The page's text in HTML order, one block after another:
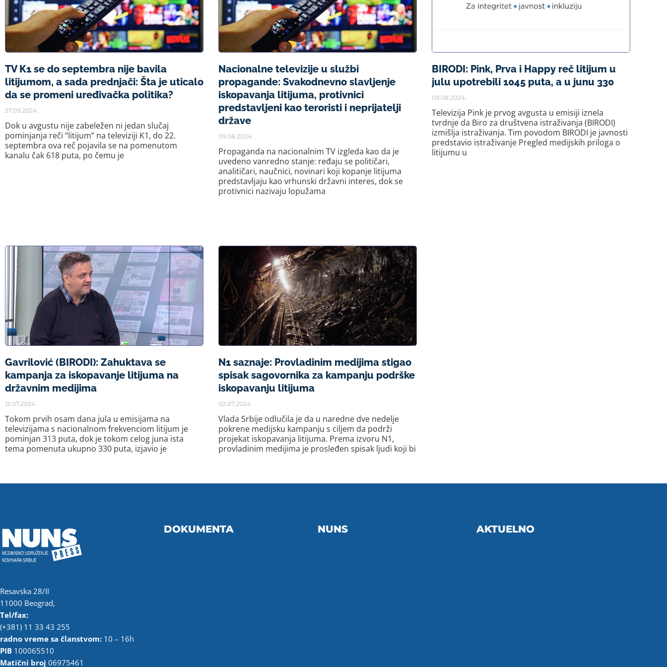
TV K1 se do septembra nije bavila
litijumom, a sada prednjači: Šta je uticalo
da se promeni uređivačka politika?
27.09.2024.
Dok u avgustu nije zabeležen ni jedan slučaj
pominjanja reči “litijum” na televiziji K1, do 22.
septembra ova reč pojavila se na pomenutom
kanalu čak 618 puta, po čemu je
Nacionalne televizije u službi
propagande: Svakodnevno slavljenje
iskopavanja litijuma, protivnici
predstavljeni kao teroristi i neprijatelji
države
09.08.2024.
Propaganda na nacionalnim TV izgleda kao da je
uvedeno vanredno stanje: ređaju se političari,
analitičari, naučnici, novinari koji kopanje litijuma
predstavljaju kao vrhunski državni interes, dok se
protivnici nazivaju lopužama
BIRODI: Pink, Prva i Happy reč litijum u
julu upotrebili 1045 puta, a u junu 330
09.08.2024.
Televizija Pink je prvog avgusta u emisiji iznela
tvrdnje da Biro za društvena istraživanja (BIRODI)
izmišlja istraživanja. Tim povodom BIRODI je javnosti
predstavio istraživanje Pregled medijskih priloga o
litijumu u
Gavrilović (BIRODI): Zahuktava se
kampanja za iskopavanje litijuma na
državnim medijima
12.07.2024.
Tokom prvih osam dana jula u emisijama na
televizijama s nacionalnom frekvenciom litijum je
pominjan 313 puta, dok je tokom celog juna ista
tema pomenuta ukupno 330 puta, izjavio je
N1 saznaje: Provladinim medijima stigao
spisak sagovornika za kampanju podrške
iskopavanju litijuma
02.07.2024.
Vlada Srbije odlučila je da u naredne dve nedelje
pokrene medijsku kampanju s ciljem da podrži
projekat iskopavanja litijuma. Prema izvoru N1,
provladinim medijima je prosleđen spisak ljudi koji bi
Resavska 28/II
11000 Beograd,
Tel/fax:
(+381) 11 33 43 255
radno vreme sa članstvom: 10 – 16h
PIB 100065510
Matični broj 06975461
DOKUMENTA NUNS AKTUELNO